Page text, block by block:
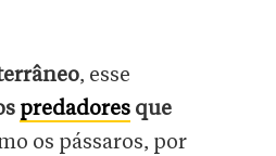
, esse
predadores que
os pássaros, por